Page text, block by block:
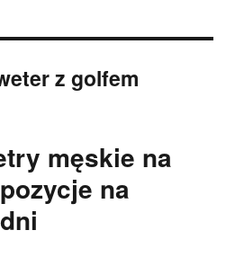
z golfem
męskie na
na